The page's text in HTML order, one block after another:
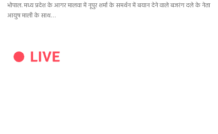
भोपाल. मध्य प्रदेश के आगर मालवा में नूपुर शर्मा के समर्थन में बयान देने वाले बजरंग दले के नेता
आयुष माली के साथ…